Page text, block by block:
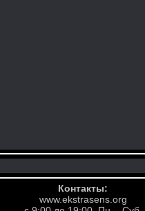
Контакты:
www.ekstrasens.org